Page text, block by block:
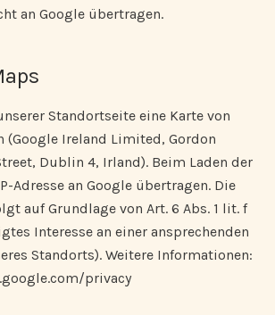
an Google übertragen.
Standortseite eine Karte von
(Google Ireland Limited, Gordon
Dublin 4, Irland). Beim Laden der
Adresse an Google übertragen. Die
auf Grundlage von Art. 6 Abs. 1 lit. f
Interesse an einer ansprechenden
Standorts). Weitere Informationen:
privacy